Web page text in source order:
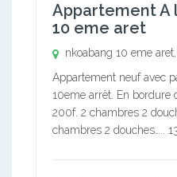
Appartement A
10 eme aret
nkoabang 10 eme aret,
Appartement neuf avec
10eme arrêt. En bordure
200f. 2 chambres 2
chambres 2 douches…..